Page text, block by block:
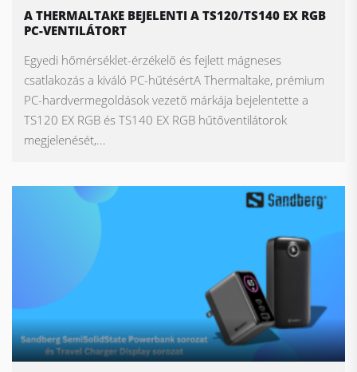
A THERMALTAKE BEJELENTI A TS120/TS140 EX RGB
PC-VENTILÁTORT
Egyedi hőmérséklet-érzékelő és fejlett mágneses
csatlakozás a kiváló PC-hűtésértA Thermaltake, prémium
PC-hardvermegoldások vezető márkája bejelentette a
TS120 EX RGB és TS140 EX RGB hűtőventilátorok
megjelenését,...